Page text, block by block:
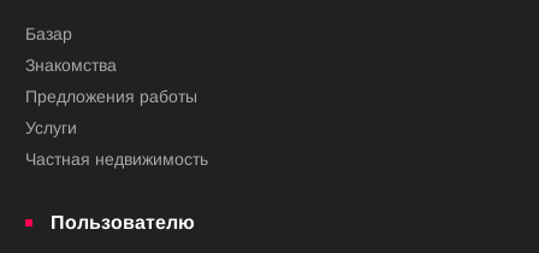
Базар
Знакомства
Предложения работы
Услуги
Частная недвижимость
Пользователю